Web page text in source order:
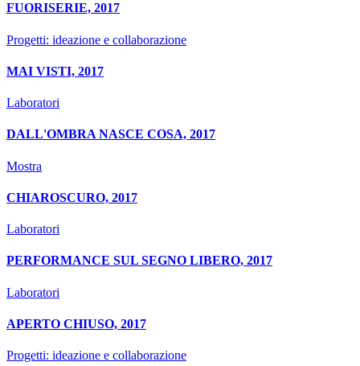
FUORISERIE, 2017
Progetti: ideazione e collaborazione
MAI VISTI, 2017
Laboratori
DALL'OMBRA NASCE COSA, 2017
Mostra
CHIAROSCURO, 2017
Laboratori
PERFORMANCE SUL SEGNO LIBERO, 2017
Laboratori
APERTO CHIUSO, 2017
Progetti: ideazione e collaborazione